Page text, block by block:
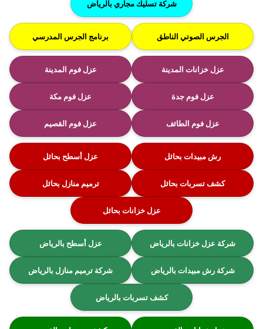
شركة تسليك مجاري بالرياض
الجرس الصوتي الناطق برنامج الجرس المدرسي
عزل خزانات المدينة عزل فوم المدينة
عزل فوم جدة عزل فوم مكة
عزل فوم الطائف عزل فوم القصيم
رش مبيدات بحائل عزل أسطح بحائل
كشف تسربات بحائل ترميم منازل بحائل
عزل خزانات بحائل
شركة عزل خزانات بالرياض عزل أسطح بالرياض
شركة رش مبيدات بالرياض شركة ترميم منازل بالرياض
كشف تسربات بالرياض